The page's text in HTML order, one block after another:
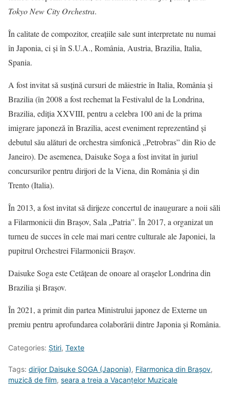
Tokyo New City Orchestra.
În calitate de compozitor, creațiile sale sunt interpretate nu numai
în Japonia, ci și în S.U.A., România, Austria, Brazilia, Italia,
Spania.
A fost invitat să susțină cursuri de măiestrie în Italia, România și
Brazilia (în 2008 a fost rechemat la Festivalul de la Londrina,
Brazilia, ediția XXVIII, pentru a celebra 100 ani de la prima
imigrare japoneză în Brazilia, acest eveniment reprezentând și
debutul său alături de orchestra simfonică „Petrobras” din Rio de
Janeiro). De asemenea, Daisuke Soga a fost invitat în juriul
concursurilor pentru dirijori de la Viena, din România și din
Trento (Italia).
În 2013, a fost invitat să dirijeze concertul de inaugurare a noii săli
a Filarmonicii din Brașov, Sala „Patria”. În 2017, a organizat un
turneu de succes în cele mai mari centre culturale ale Japoniei, la
pupitrul Orchestrei Filarmonicii Brașov.
Daisuke Soga este Cetățean de onoare al orașelor Londrina din
Brazilia și Brașov.
În 2021, a primit din partea Ministrului japonez de Externe un
premiu pentru aprofundarea colaborării dintre Japonia și România.
Categories: Știri, Texte
Tags: dirijor Daisuke SOGA (Japonia), Filarmonica din Brașov,
muzică de film, seara a treia a Vacanțelor Muzicale